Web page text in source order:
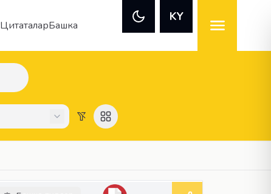
ЦитаталарБашка
KY